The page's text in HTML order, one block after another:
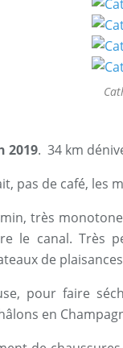
2019. 34 km
pas de café, les
très
le canal. Très
de
pour faire
en